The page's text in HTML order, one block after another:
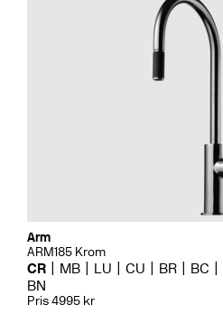
Arm
ARM185 Krom
CR MB LU CU BR BC
BN
Pris 4995 kr